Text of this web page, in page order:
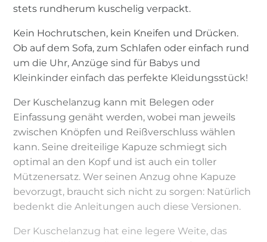
stets rundherum kuschelig verpackt.
Kein Hochrutschen, kein Kneifen und Drücken.
Ob auf dem Sofa, zum Schlafen oder einfach rund
um die Uhr, Anzüge sind für Babys und
Kleinkinder einfach das perfekte Kleidungsstück!
Der Kuschelanzug kann mit Belegen oder
Einfassung genäht werden, wobei man jeweils
zwischen Knöpfen und Reißverschluss wählen
kann. Seine dreiteilige Kapuze schmiegt sich
optimal an den Kopf und ist auch ein toller
Mützenersatz. Wer seinen Anzug ohne Kapuze
bevorzugt, braucht sich nicht zu sorgen: Natürlich
bedenkt die Anleitungen auch diese Versionen.
Der Kuschelanzug hat eine legere Weite, das